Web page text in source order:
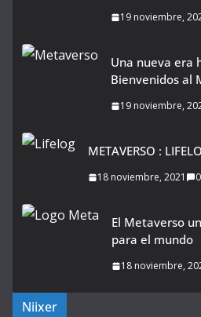
19 noviembre,
Una nueva era
Bienvenidos al
19 noviembre,
METAVERSO :
18 noviembre, 2021
El Metaverso
para el mundo
18 noviembre,
Niixer